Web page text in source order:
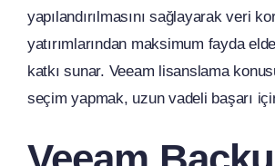
yapılandırılmasını sağlayarak veri
yatırımlarından maksimum fayda
katkı sunar. Veeam lisanslama
seçim yapmak, uzun vadeli başarı